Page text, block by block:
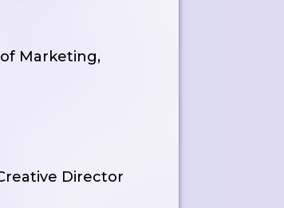
Marketing,
Director